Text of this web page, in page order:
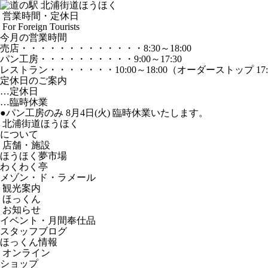
営業時間・定休日
For Foreign Tourists
今月の営業時間
売店 ・・・・・・・・・・・・・ 8:30～18:00
パン工房 ・・・・・・・・・・ 9:00～17:30
レストラン ・・・・・・・ 10:00～18:00 （オーダーストップ
定休日のご案内
…定休日
…臨時休業
●パン工房のみ 8月4日(火) 臨時休業いたします。
北浦街道ほうほく
について
店舗・施設
ほうほく夢市場
わくわく亭
メゾン・ド・ラメール
観光案内
ほっくん
お知らせ
イベント・月間奉仕品
スタッフブログ
ほっくん情報
オンライン
ショップ